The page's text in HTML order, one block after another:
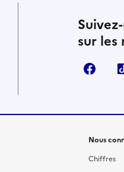
sur les
Nous
Chiffres